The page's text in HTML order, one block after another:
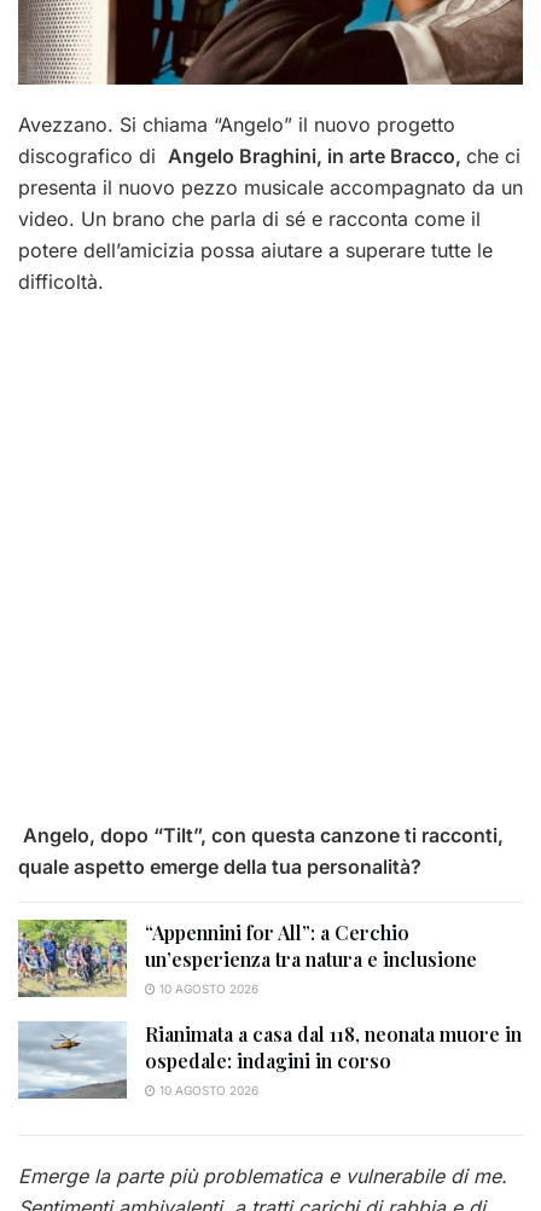
Avezzano. Si chiama “Angelo” il nuovo progetto
discografico di Angelo Braghini, in arte Bracco, che ci
presenta il nuovo pezzo musicale accompagnato da un
video. Un brano che parla di sé e racconta come il
potere dell’amicizia possa aiutare a superare tutte le
difficoltà.
Angelo, dopo “Tilt”, con questa canzone ti racconti,
quale aspetto emerge della tua personalità?
“Appennini for All”: a Cerchio
un’esperienza tra natura e inclusione
10 AGOSTO 2026
Rianimata a casa dal 118, neonata muore in
ospedale: indagini in corso
10 AGOSTO 2026
Emerge la parte più problematica e vulnerabile di me.